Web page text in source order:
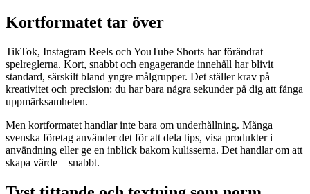
Kortformatet tar över
TikTok, Instagram Reels och YouTube Shorts har förändrat
spelreglerna. Kort, snabbt och engagerande innehåll har blivit
standard, särskilt bland yngre målgrupper. Det ställer krav på
kreativitet och precision: du har bara några sekunder på dig att fånga
uppmärksamheten.
Men kortformatet handlar inte bara om underhållning. Många
svenska företag använder det för att dela tips, visa produkter i
användning eller ge en inblick bakom kulisserna. Det handlar om att
skapa värde – snabbt.